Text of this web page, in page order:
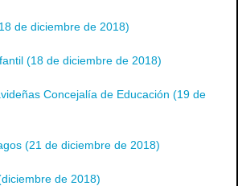
de diciembre de 2018)
(18 de diciembre de 2018)
Concejalía de Educación (19 de
(21 de diciembre de 2018)
de 2018)